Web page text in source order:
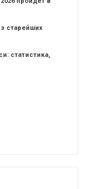
старейших
статистика,